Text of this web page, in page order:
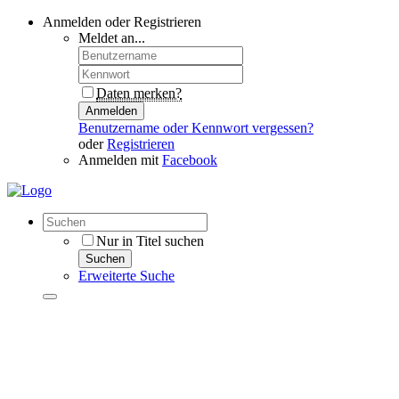
Anmelden oder Registrieren
Meldet an...
Daten merken?
Anmelden
Benutzername oder Kennwort vergessen?
oderRegistrieren
Anmelden mit Facebook
Nur in Titel suchen
Suchen
Erweiterte Suche